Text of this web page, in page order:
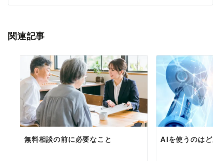
シ
ン
関連記事
無料相談の前に必要なこと AIを使うのはど